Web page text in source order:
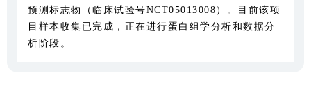
预测标志物（临床试验号NCT05013008）。目前该项
目样本收集已完成，正在进行蛋白组学分析和数据分
析阶段。